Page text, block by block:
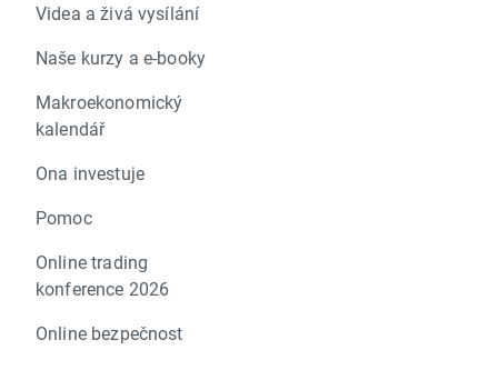
Videa a živá vysílání
Naše kurzy a e-booky
Makroekonomický
kalendář
Ona investuje
Pomoc
Online trading
konference 2026
Online bezpečnost